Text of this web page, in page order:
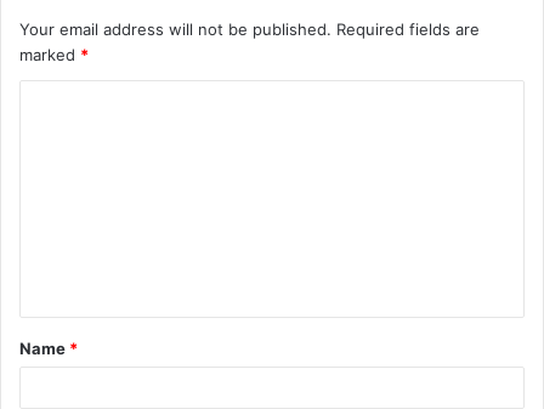
Your email address will not be published. Required fields are
marked *
Name *